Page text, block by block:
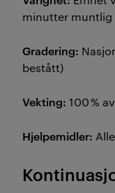
minutter muntlig
Gradering:
bestått)
Vekting: 100 %
Hjelpemidler: